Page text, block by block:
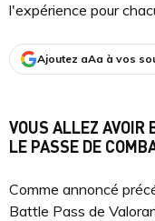
l'expérience pour
Ajoutez aAa à vos
VOUS ALLEZ AVOIR
LE PASSE DE
Comme annoncé
Battle Pass de